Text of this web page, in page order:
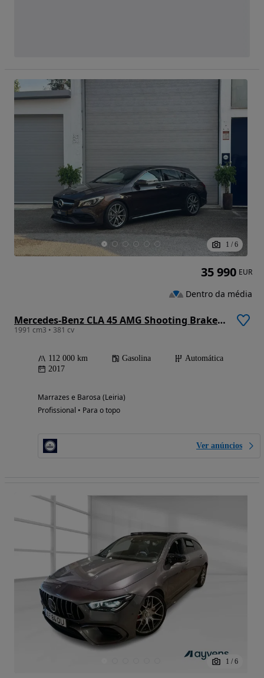
1 / 6
Mercedes-Benz CLA 45 AMG Shooting Brake 4-Matic
1991 cm3 • 381 cv
112 000 km Gasolina
Automática
2017
Marrazes e Barosa (Leiria)
Profissional • Para o topo
Ver anúncios
35 990 EUR
Dentro da média
1 / 6